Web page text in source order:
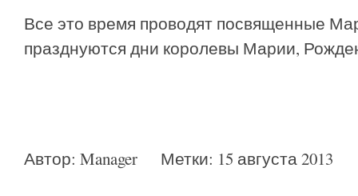
Все это время проводят посвященные
празднуются дни королевы Марии,
Автор: Manager Метки: 15 августа 2013